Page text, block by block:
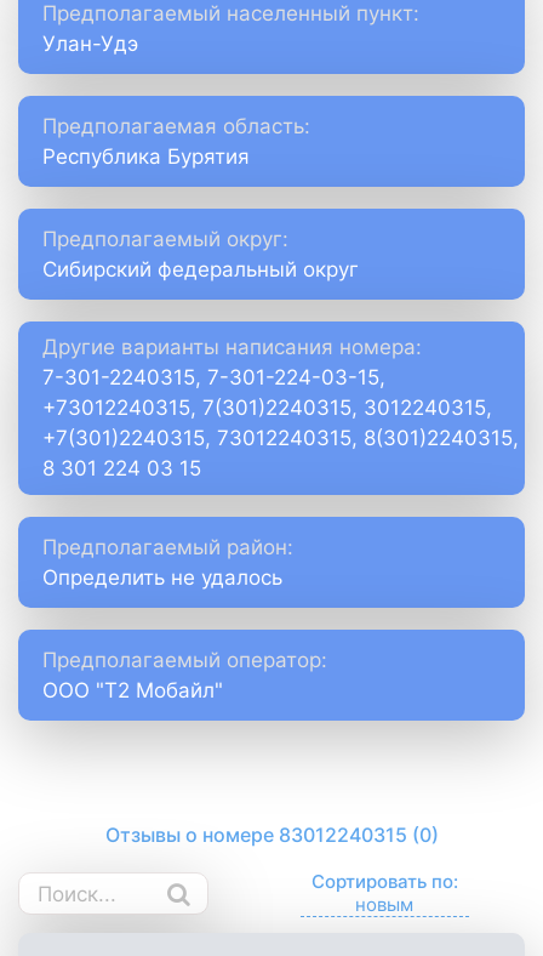
Предполагаемый населенный пункт:
Улан-Удэ
Предполагаемая область:
Республика Бурятия
Предполагаемый округ:
Сибирский федеральный округ
Другие варианты написания номера:
7-301-2240315, 7-301-224-03-15,
+73012240315, 7(301)2240315, 3012240315,
+7(301)2240315, 73012240315, 8(301)2240315,
8 301 224 03 15
Предполагаемый район:
Определить не удалось
Предполагаемый оператор:
ООО "Т2 Мобайл"
Отзывы о номере 83012240315 (0)
Сортировать по: